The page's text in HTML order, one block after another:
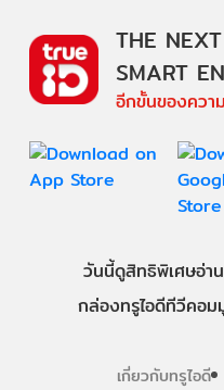
THE
SMART
อีกขั้นของควา
วันนี้ดูสิทธิพิเศษอ่าน
กล่องทรูไอดีทีวีคอม
เกี่ยวกับทรูไอดี